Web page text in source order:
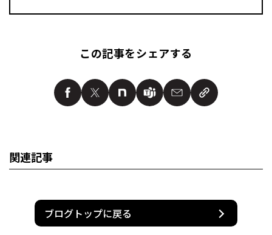
この記事をシェアする
関連記事
ブログトップに戻る